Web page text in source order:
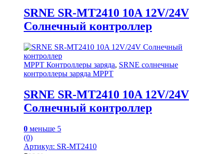
SRNE SR-MT2410 10A 12V/24V
Солнечный контроллер
MPPT Контроллеры заряда, SRNE солнечные
контроллеры заряда MPPT
SRNE SR-MT2410 10A 12V/24V
Солнечный контроллер
0 меньше 5
(0)
Артикул: SR-MT2410